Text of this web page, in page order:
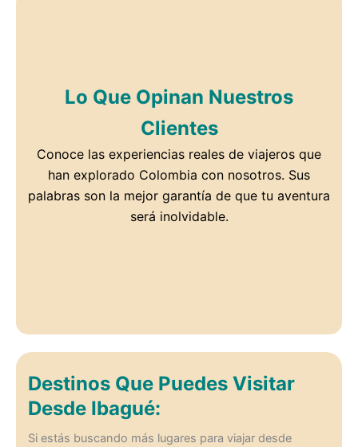
Lo Que Opinan Nuestros
Clientes
Conoce las experiencias reales de viajeros que
han explorado Colombia con nosotros. Sus
palabras son la mejor garantía de que tu aventura
será inolvidable.
Destinos Que Puedes Visitar
Desde Ibagué:
Si estás buscando más lugares para viajar desde